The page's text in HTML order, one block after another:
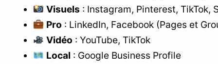
Visuels : Instagram, Pinterest, TikTok,
Pro : LinkedIn, Facebook (Pages et
Vidéo : YouTube, TikTok
Local : Google Business Profile